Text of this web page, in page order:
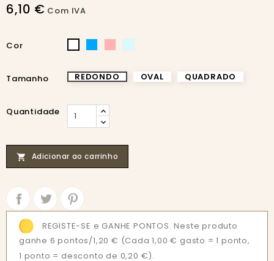
6,10 € Com IVA
Cor BRANCO
AZULROSAAZUL
CLARO
Tamanho REDONDO OVAL QUADRADO
Quantidade
 Adicionar ao carrinho
REGISTE-SE e GANHE PONTOS. Neste produto
ganhe 6 pontos/1,20 € (Cada 1,00 € gasto = 1 ponto,
1 ponto = desconto de 0,20 €).